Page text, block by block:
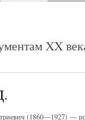
XX
(1860—1927) —